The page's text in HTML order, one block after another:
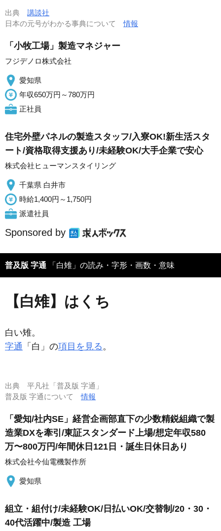
出典 講談社
日本の元号がわかる事典について情報
「小牧工場」製造マネジャー
フジデノロ株式会社
愛知県
年収650万円～780万円
正社員
住宅外壁パネルの製造スタッフ/入寮OK!新生活スタ
ート/資格取得支援あり/未経験OK/大手企業で安心
株式会社ヒューマンスタイリング
千葉県 白井市
時給1,400円～1,750円
派遣社員
Sponsored by
普及版 字通 「白雉」の読み・字形・画数・意味
【白雉】はくち
白い雉。
字通 「白」の項目を見る。
出典 平凡社「普及版 字通」
普及版 字通について情報
「愛知/社内SE」経営企画部直下の少数精鋭組織で製
造業DXを牽引/東証スタンダード上場/想定年収580
万〜800万円/年間休日121日・誕生日休日あり
株式会社今仙電機製作所
愛知県
組立・組付け/未経験OK/日払いOK/交替制/20・30・
40代活躍中/製造 工場